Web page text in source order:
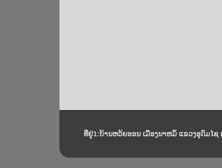
ທີ່ຢູ່1:ບ້ານຫວ້ຍອອນ ເມືອງນາຫມໍ້ ແຂວງອຸດົມໄຊ